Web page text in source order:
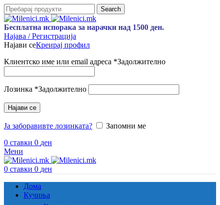
Search
Бесплатна испорака за нарачки над 1500 ден.
Најава / Регистрација
Најави сеКреирај профил
Клиентско име или email адреса *Задолжително
Лозинка *Задолжително
Најави се
Ја заборавивте лозинката?
Запомни ме
0 ставки 0 ден
Мени
0 ставки 0 ден
Дома
Кучиња